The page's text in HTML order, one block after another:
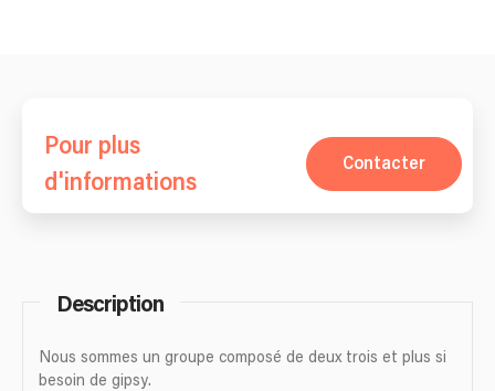
Pour plus
d'informations
Contacter
Description
Nous sommes un groupe composé de deux trois et plus si
besoin de gipsy.